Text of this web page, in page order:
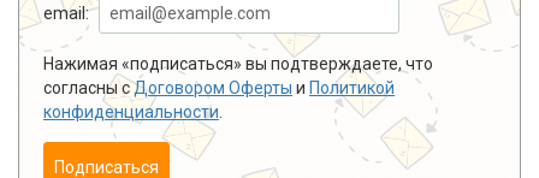
email:
Нажимая «подписаться» вы подтверждаете, что
согласны сДоговором Оферты и Политикой
конфиденциальности
Подписаться